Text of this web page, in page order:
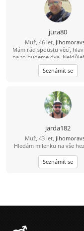
jura80
Muž, 46 let,
Mám rád spoustu věcí,
na to budeme dva.
důvěra, upřímnost a
respekt.
Seznámit se
jarda182
Muž, 43 let,
Hledám milenku na vše
Seznámit se